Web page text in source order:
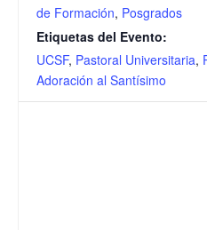
de Formación, Posgrados
Etiquetas del Evento:
UCSF, Pastoral Universitaria,
Adoración al Santísimo